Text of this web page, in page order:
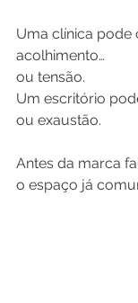
Uma clínica pode
acolhimento…
ou tensão.
Um escritório
ou exaustão.
Antes da marca
o espaço já